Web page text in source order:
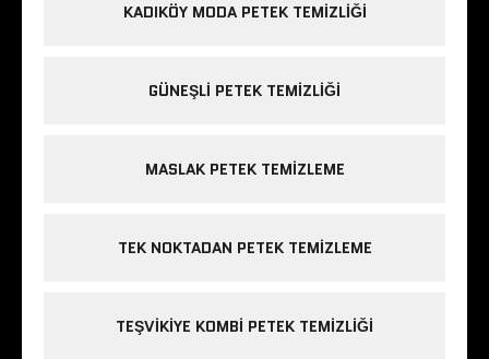
KADIKÖY MODA PETEK TEMIZLIĞI
GÜNEŞLI PETEK TEMIZLIĞI
MASLAK PETEK TEMIZLEME
TEK NOKTADAN PETEK TEMIZLEME
TEŞVIKIYE KOMBI PETEK TEMIZLIĞI